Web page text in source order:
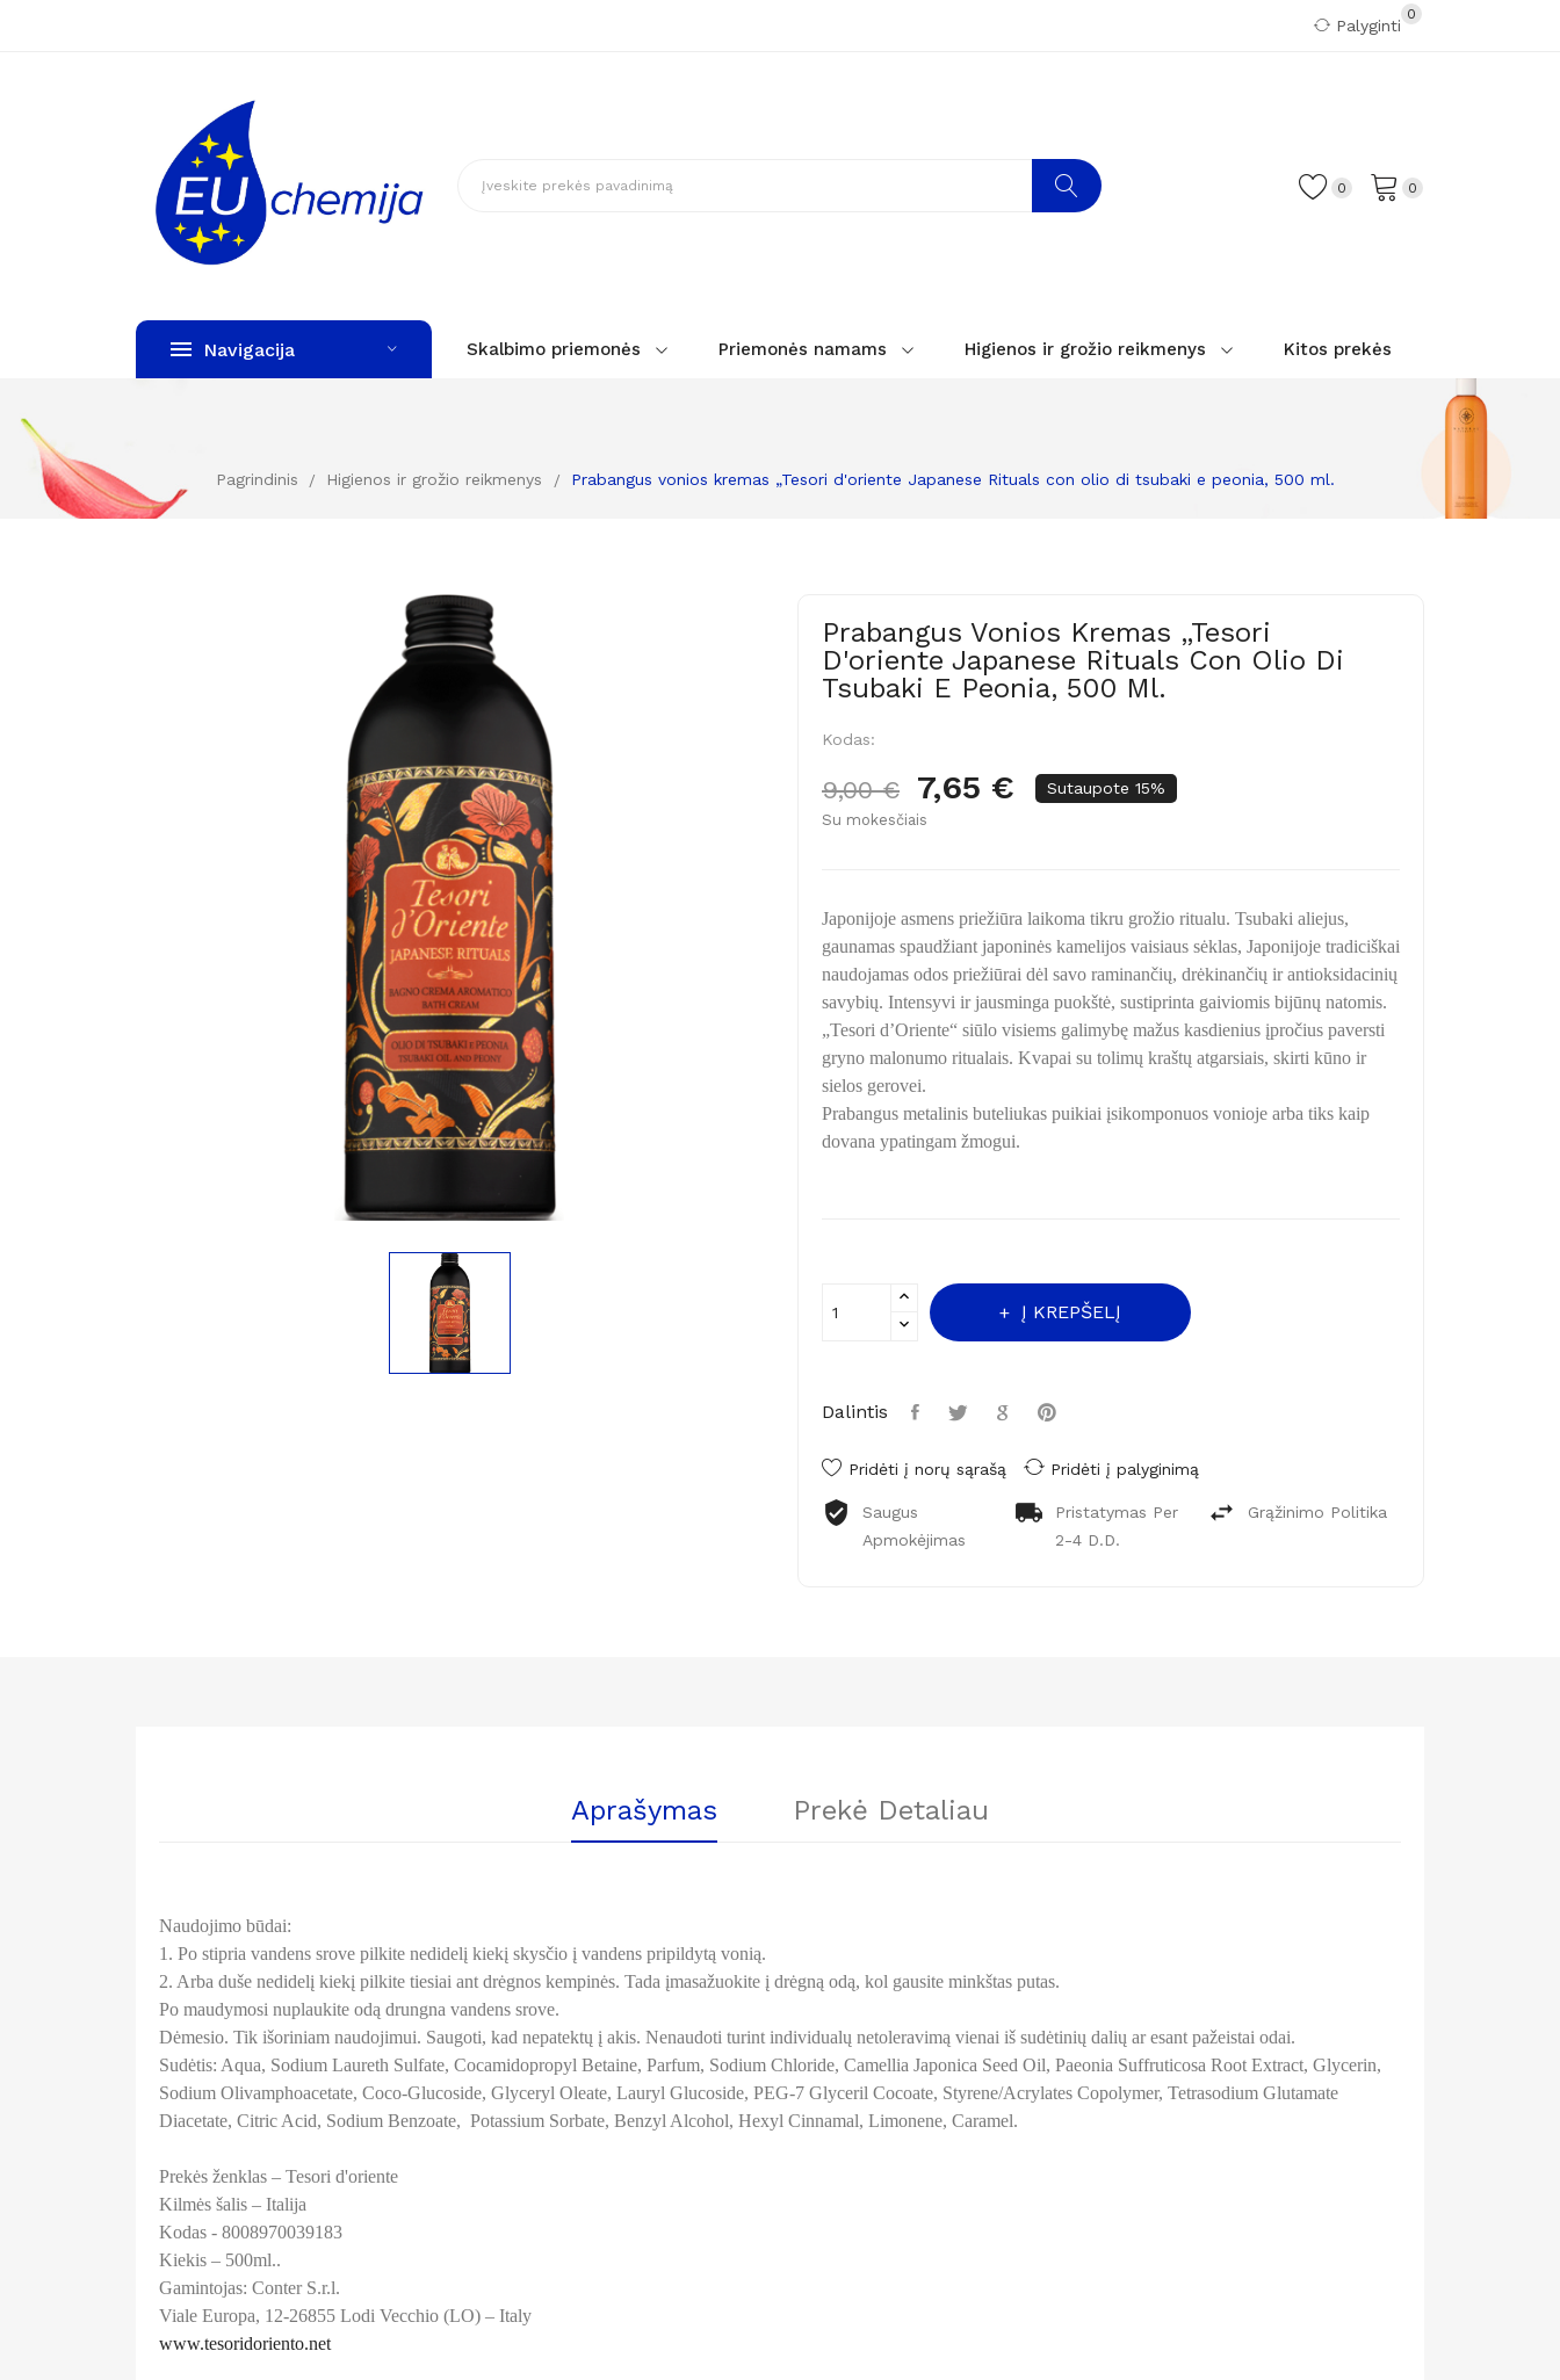
Palyginti
0
0
0
Navigacija Skalbimo priemonės Priemonės namams Higienos ir grožio reikmenys Kitos prekės
Pagrindinis Higienos ir grožio reikmenys Prabangus vonios kremas „Tesori d'oriente Japanese Rituals con olio di tsubaki e peonia, 500 ml.
Prabangus Vonios Kremas „Tesori
D'oriente Japanese Rituals Con Olio Di
Tsubaki E Peonia, 500 Ml.
Kodas:
9,00 € 7,65 € Sutaupote 15%
Su mokesčiais
Japonijoje asmens priežiūra laikoma tikru grožio ritualu. Tsubaki aliejus,
gaunamas spaudžiant japoninės kamelijos vaisiaus sėklas, Japonijoje tradiciškai
naudojamas odos priežiūrai dėl savo raminančių, drėkinančių ir antioksidacinių
savybių. Intensyvi ir jausminga puokštė, sustiprinta gaiviomis bijūnų natomis.
„Tesori d’Oriente“ siūlo visiems galimybę mažus kasdienius įpročius paversti
gryno malonumo ritualais. Kvapai su tolimų kraštų atgarsiais, skirti kūno ir
sielos gerovei.
Prabangus metalinis buteliukas puikiai įsikomponuos vonioje arba tiks kaip
dovana ypatingam žmogui.
Į KREPŠELĮ
Dalintis
Pridėti į norų sąrašą Pridėti į palyginimą
Saugus
Apmokėjimas
Pristatymas Per
2-4 D.d.
Grąžinimo Politika
Aprašymas Prekė Detaliau
Naudojimo būdai:
1. Po stipria vandens srove pilkite nedidelį kiekį skysčio į vandens pripildytą vonią.
2. Arba duše nedidelį kiekį pilkite tiesiai ant drėgnos kempinės. Tada įmasažuokite į drėgną odą, kol gausite minkštas putas.
Po maudymosi nuplaukite odą drungna vandens srove.
Dėmesio. Tik išoriniam naudojimui. Saugoti, kad nepatektų į akis. Nenaudoti turint individualų netoleravimą vienai iš sudėtinių dalių ar esant pažeistai odai.
Sudėtis: Aqua, Sodium Laureth Sulfate, Cocamidopropyl Betaine, Parfum, Sodium Chloride, Camellia Japonica Seed Oil, Paeonia Suffruticosa Root Extract, Glycerin,
Sodium Olivamphoacetate, Coco-Glucoside, Glyceryl Oleate, Lauryl Glucoside, PEG-7 Glyceril Cocoate, Styrene/Acrylates Copolymer, Tetrasodium Glutamate
Diacetate, Citric Acid, Sodium Benzoate, Potassium Sorbate, Benzyl Alcohol, Hexyl Cinnamal, Limonene, Caramel.
Prekės ženklas – Tesori d'oriente
Kilmės šalis – Italija
Kodas - 8008970039183
Kiekis – 500ml..
Gamintojas: Conter S.r.l.
Viale Europa, 12-26855 Lodi Vecchio (LO) – Italy
www.tesoridoriento.net